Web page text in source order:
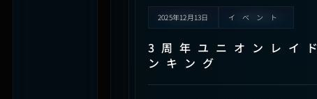
2025年12月13日 イベント
3周年ユニオンレイ
ンキング